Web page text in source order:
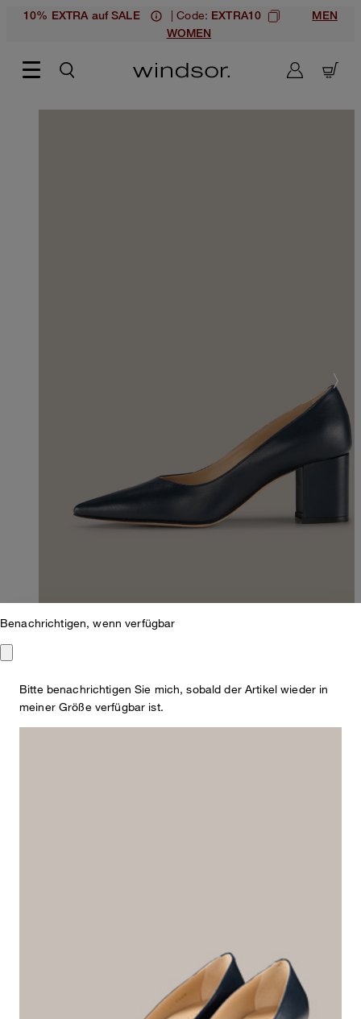
10% EXTRA auf SALE | Code: EXTRA10
MEN
WOMEN
Pumps aus Lammnappaleder in Navy by
Unützer
Benachrichtigen, wenn verfügbar
Bitte benachrichtigen Sie mich, sobald der Artikel wieder in
meiner Größe verfügbar ist.